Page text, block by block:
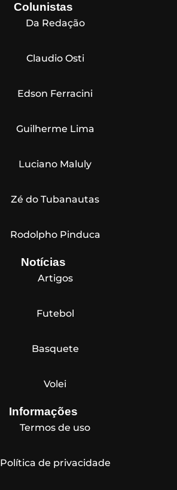
Colunistas
Da Redação
Claudio Osti
Edson Ferracini
Guilherme Lima
Luciano Maluly
Zé do Tubanautas
Rodolpho Pinduca
Notícias
Artigos
Futebol
Basquete
Volei
Informações
Termos de uso
Política de privacidade